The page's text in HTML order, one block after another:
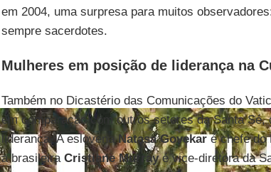
em 2004, uma surpresa para muitos
sempre sacerdotes.
Mulheres em posição de liderança na
Também no Dicastério das Comunicações do
em comparação com outros setores da Santa
liderança. A eslovenaNatasa Govekaré chefe do
a brasileira Cristiane Murrayé vice-diretora da